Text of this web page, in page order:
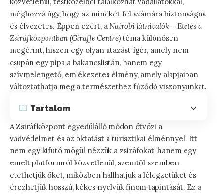
közvetlenül, testközelből találkozhat vadállatokkal,
méghozzá úgy, hogy az mindkét fél számára biztonságos
és élvezetes. Éppen ezért, a Nairobi látnivalók – Etetés a
Zsiráfközpontban (Giraffe Centre) téma különösen
megérint, hiszen egy olyan utazást ígér, amely nem
csupán egy pipa a bakancslistán, hanem egy
szívmelengető, emlékezetes élmény, amely alapjaiban
változtathatja meg a természethez fűződő viszonyunkat.
Tartalom
A Zsiráfközpont egyedülálló módon ötvözi a
vadvédelmet és az oktatást a turisztikai élménnyel. Itt
nem egy kifutó mögül nézzük a zsiráfokat, hanem egy
emelt platformról közvetlenül, szemtől szemben
etethetjük őket, miközben hallhatjuk a lélegzetüket és
érezhetjük hosszú, kékes nyelvük finom tapintását. Ez a